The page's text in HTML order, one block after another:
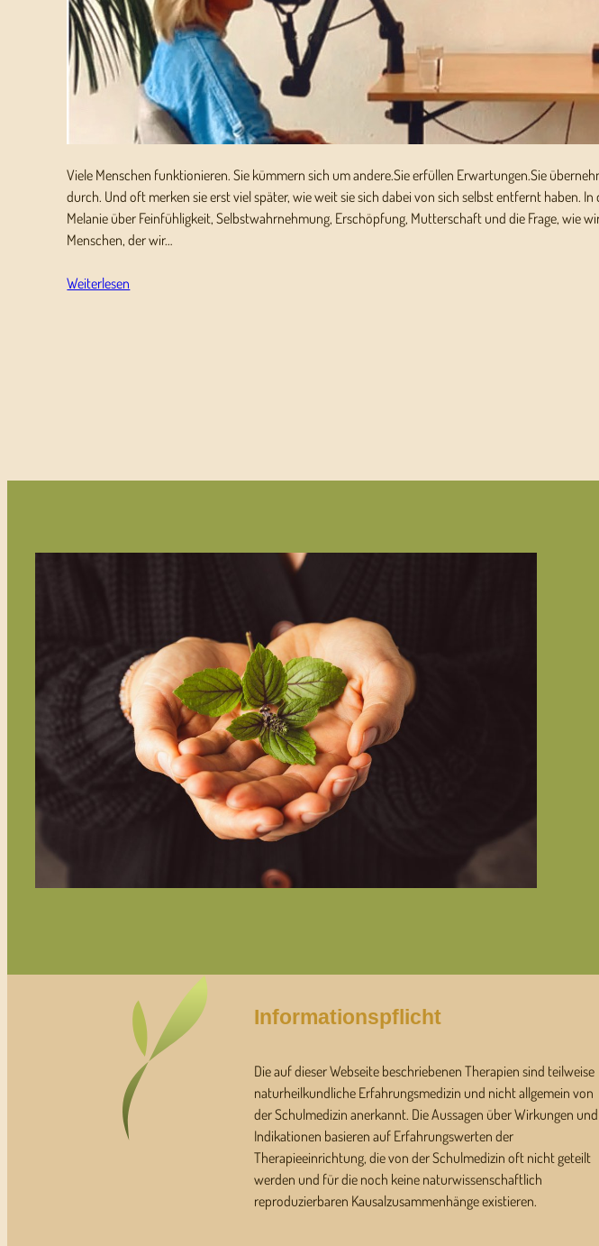
Viele Menschen funktionieren. Sie kümmern sich um andere.Sie erfüllen Erwartungen.Sie
durch. Und oft merken sie erst viel später, wie weit sie sich dabei von sich selbst entfernt haben.
Melanie über Feinfühligkeit, Selbstwahrnehmung, Erschöpfung, Mutterschaft und die Frage, wie
Menschen, der wir…
Weiterlesen
Informationspflicht
Die auf dieser Webseite beschriebenen Therapien sind teilweise
naturheilkundliche Erfahrungsmedizin und nicht allgemein von
der Schulmedizin anerkannt. Die Aussagen über Wirkungen und
Indikationen basieren auf Erfahrungswerten der
Therapieeinrichtung, die von der Schulmedizin oft nicht geteilt
werden und für die noch keine naturwissenschaftlich
reproduzierbaren Kausalzusammenhänge existieren.